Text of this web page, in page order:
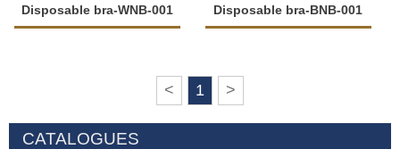
Disposable bra-WNB-001 Disposable bra-BNB-001
< 1 >
CATALOGUES